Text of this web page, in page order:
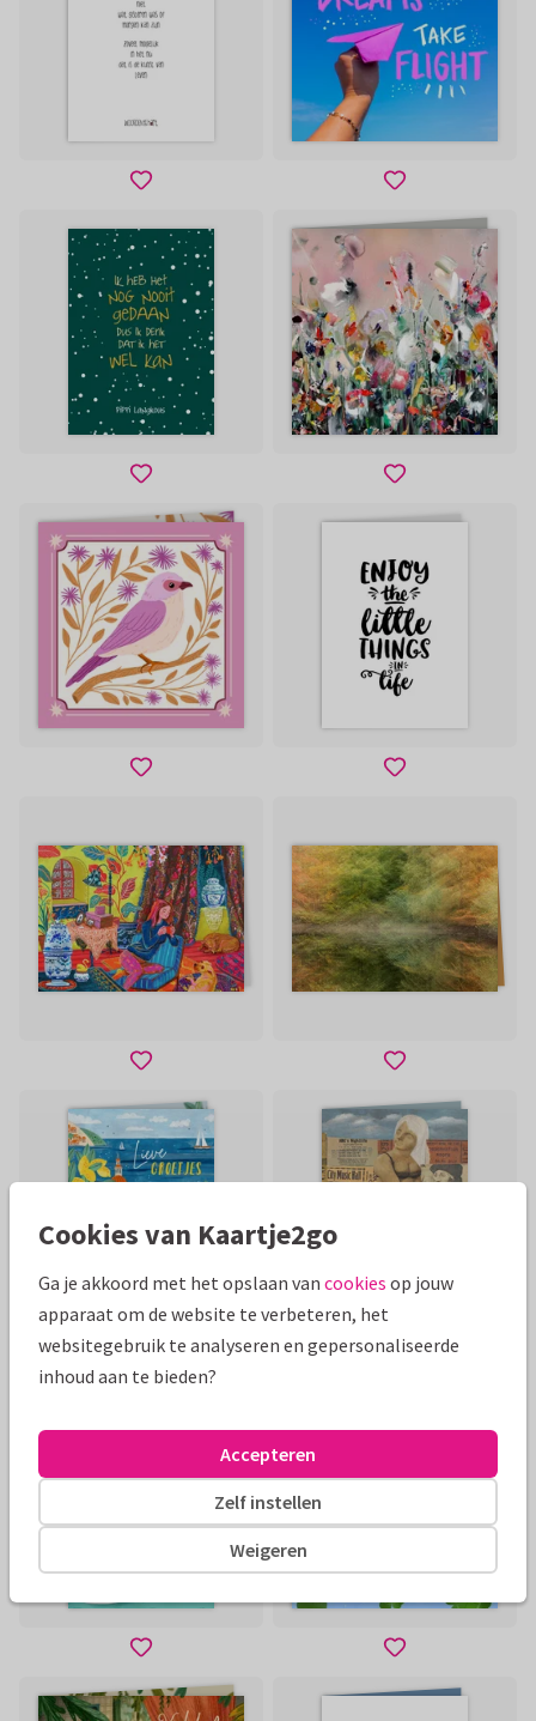
Cookies van Kaartje2go
Ga je akkoord met het opslaan van cookies op jouw
apparaat om de website te verbeteren, het
websitegebruik te analyseren en gepersonaliseerde
inhoud aan te bieden?
Weigeren
Zelf instellen
Accepteren